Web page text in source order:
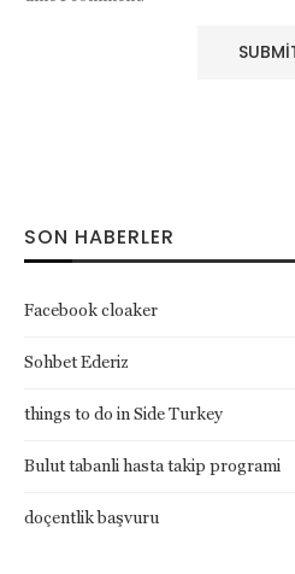
SON HABERLER
Facebook cloaker
Sohbet Ederiz
things to do in Side Turkey
Bulut tabanli hasta takip programi
doçentlik başvuru